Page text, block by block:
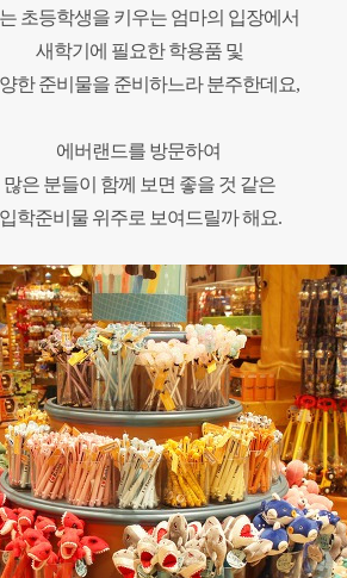
초등학생을 키우는 엄마의 입장에서
새학기에 필요한 학용품 및
한 준비물을 준비하느라 분주한데요,
에버랜드를 방문하여
많은 분들이 함께 보면 좋을 것 같은
입학준비물 위주로 보여드릴까 해요.